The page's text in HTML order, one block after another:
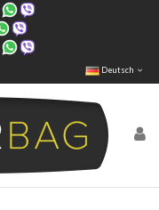
Deutsch